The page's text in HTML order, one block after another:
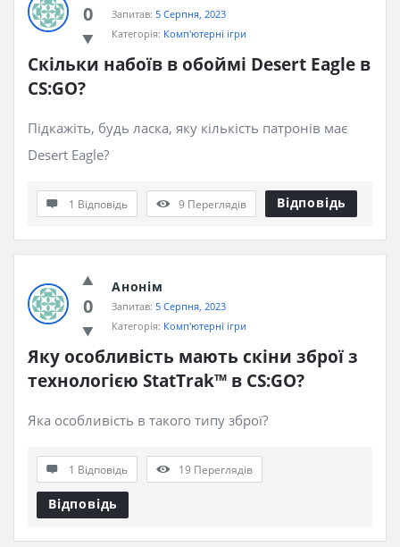
0 Запитав: 5 Серпня, 2023
Категорія: Комп'ютерні ігри
Скільки набоїв в обоймі Desert Eagle в
CS:GO?
Підкажіть, будь ласка, яку кількість патронів має
Desert Eagle?
1 Відповідь 9 Переглядів Відповідь
0
Анонім
Запитав: 5 Серпня, 2023
Категорія: Комп'ютерні ігри
Яку особливість мають скіни зброї з
технологією StatTrak™ в CS:GO?
Яка особливість в такого типу зброї?
1 Відповідь 19 Переглядів
Відповідь